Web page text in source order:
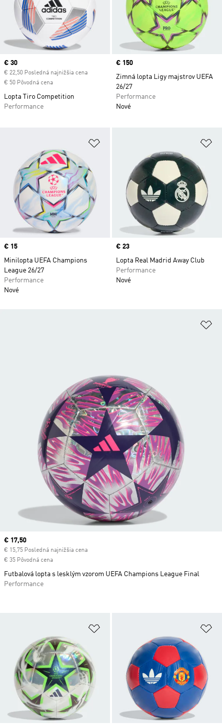
Current price
€ 30
€ 22,50 Posledná najnižšia cena
€ 50 Pôvodná cena
Lopta Tiro Competition
Performance
Price
€ 150
Zimná lopta Ligy majstrov UEFA
26/27
Performance
Nové
Pridať do zoznamu želaných
Price
€ 15
Minilopta UEFA Champions
League 26/27
Performance
Nové
Price
€ 23
Lopta Real Madrid Away Club
Performance
Nové
Pridať do zoznamu želaných
Current price
€ 17,50
€ 15,75 Posledná najnižšia cena
€ 35 Pôvodná cena
Futbalová lopta s lesklým vzorom UEFA Champions League Final
Performance